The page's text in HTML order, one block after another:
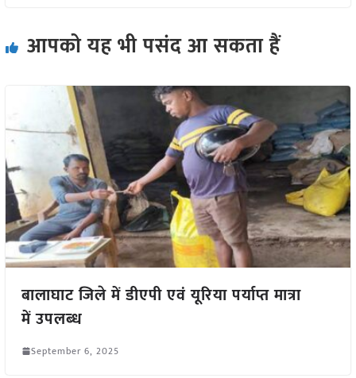
आपको यह भी पसंद आ सकता हैं
बालाघाट जिले में डीएपी एवं यूरिया पर्याप्त मात्रा
में उपलब्‍ध
September 6, 2025